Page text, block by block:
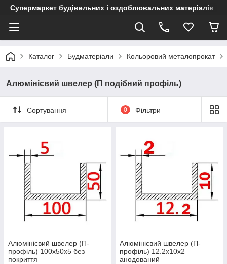
Супермаркет будівельних і оздоблювальних матеріалів
Каталог Будматеріали Кольоровий металопрокат
Алюмінієвий швелер (П подібний профіль)
Сортування 0 Фільтри
Алюмінієвий швелер (П-
профіль) 100х50х5 без
покриття
Алюмінієвий швелер (П-
профіль) 12.2х10х2
анодований